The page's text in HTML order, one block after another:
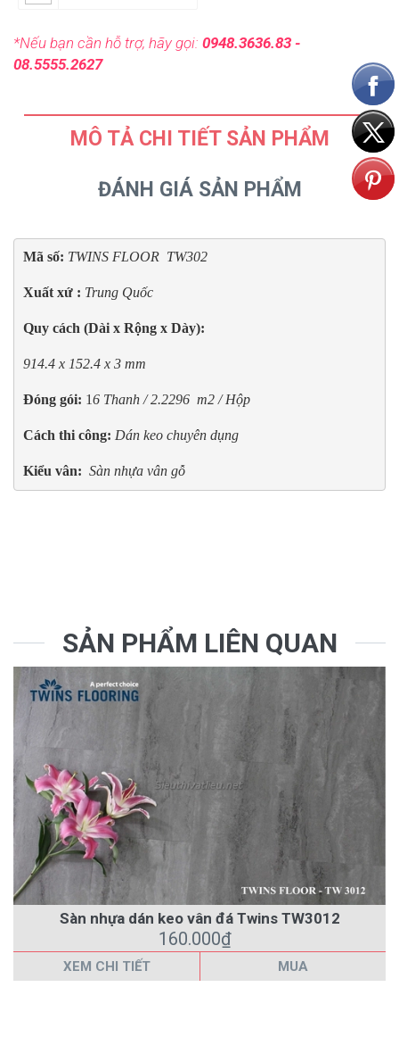
*Nếu bạn cần hỗ trợ, hãy gọi: 0948.3636.83 -
08.5555.2627
MÔ TẢ CHI TIẾT SẢN PHẨM
ĐÁNH GIÁ SẢN PHẨM
Mã số: TWINS FLOOR TW302
Xuất xứ : Trung Quốc
Quy cách (Dài x Rộng x Dày):
914.4 x 152.4 x 3 mm
Đóng gói: 16 Thanh / 2.2296  m2 / Hộp
Cách thi công: Dán keo chuyên dụng
Kiểu vân:
  Sàn nhựa vân gỗ
SẢN PHẨM LIÊN QUAN
Sàn nhựa dán keo vân đá Twins TW3012
160.000₫
XEM CHI TIẾT MUA